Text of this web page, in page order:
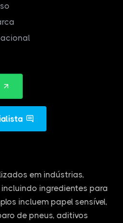
em indústrias,
ingredientes para
incluem papel sensível,
de pneus, aditivos